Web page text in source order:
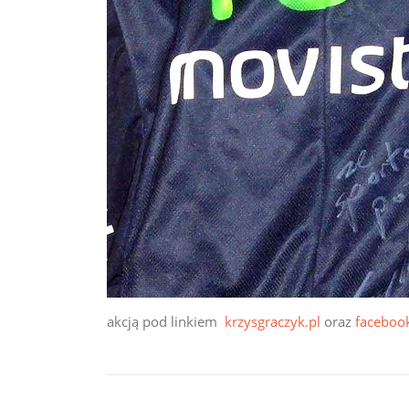
akcją pod linkiem krzysgraczyk.pl oraz